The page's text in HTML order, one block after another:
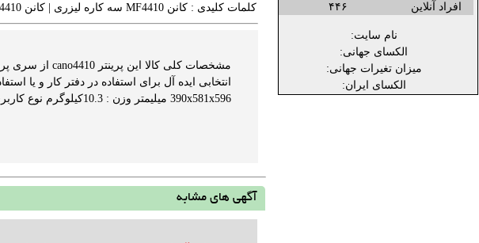
کلمات کلیدی : کانن MF4410 سه کاره لیزری کانن MF4410 سه کاره
انتخابی ایده آل برای استفاده در دفتر کار و
390x581x596 میلیمتر وزن : 10.3كيلوگرم نوع کاربری : خانگی - اداری - 3کاره پرینت، اسکن، کپی سایز چاپ : A4...
آگهی های مشابه
افراد آنلاین ۴۴۶
نام سایت:
الکسای جهانی:
میزان تغیرات جهانی:
الکسای ایران: